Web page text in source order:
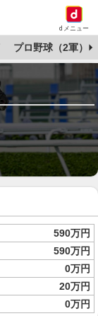
dメニュー
プロ野球（2軍）
590万円
590万円
0万円
20万円
0万円